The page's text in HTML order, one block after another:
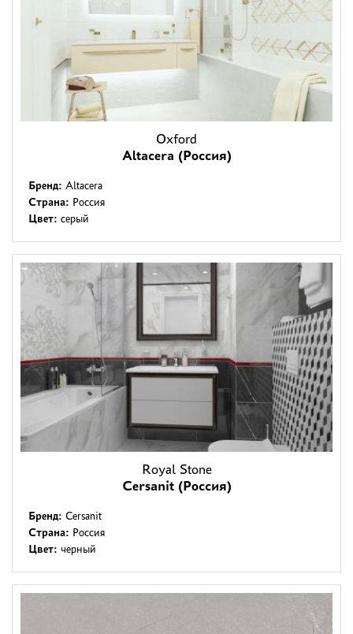
Oxford
Altacera (Россия)
Бренд: Altacera
Страна: Россия
Цвет: серый
Royal Stone
Cersanit (Россия)
Бренд: Cersanit
Страна: Россия
Цвет: черный